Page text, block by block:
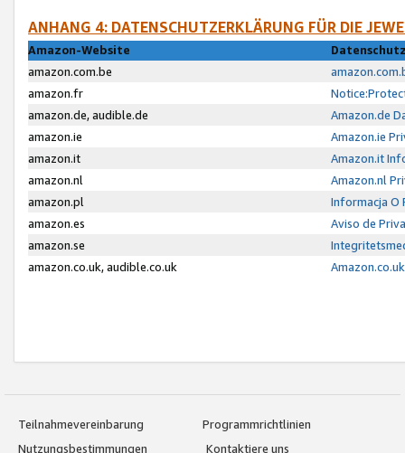
ANHANG 4: DATENSCHUTZERKLÄRUNG FÜR DIE
Amazon-Website
amazon.com.be
amazon.fr
amazon.de, audible.de
Amazon.de
amazon.ie
Amazon.ie
amazon.it
Amazon.it
amazon.nl
Amazon.nl
amazon.pl
Informacja O
amazon.es
Aviso de
amazon.se
amazon.co.uk, audible.co.uk
Teilnahmevereinbarung
Programmrichtlinien
Nutzungsbestimmungen
Kontaktiere uns